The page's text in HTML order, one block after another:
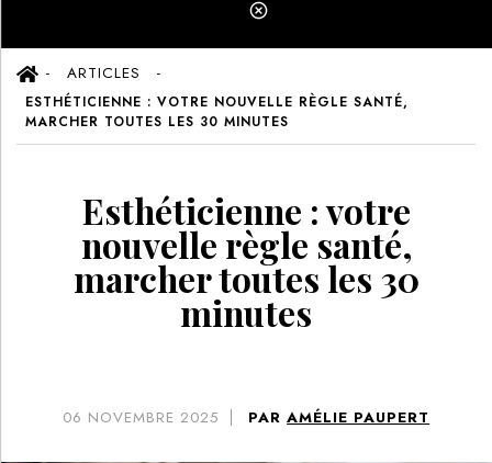
ARTICLES
ESTHÉTICIENNE : VOTRE NOUVELLE RÈGLE SANTÉ,
MARCHER TOUTES LES 30 MINUTES
Esthéticienne : votre
nouvelle règle santé,
marcher toutes les 30
minutes
06 NOVEMBRE 2025 PAR AMÉLIE PAUPERT